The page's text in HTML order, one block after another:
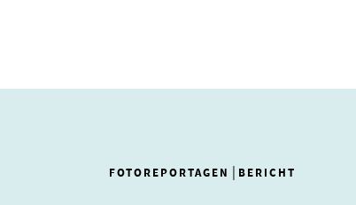
FOTOREPORTAGEN | BERICHT